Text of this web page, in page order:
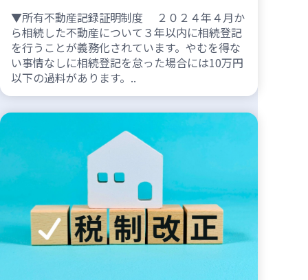
▼所有不動産記録証明制度 ２０２４年４月か
ら相続した不動産について３年以内に相続登記
を行うことが義務化されています。やむを得な
い事情なしに相続登記を怠った場合には10万円
以下の過料があります。..